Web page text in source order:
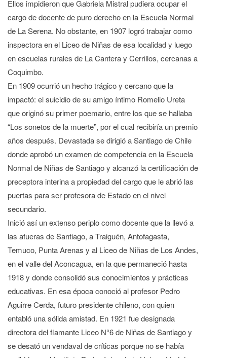
Ellos impidieron que Gabriela Mistral pudiera ocupar el
cargo de docente de puro derecho en la Escuela Normal
de La Serena. No obstante, en 1907 logró trabajar como
inspectora en el Liceo de Niñas de esa localidad y luego
en escuelas rurales de La Cantera y Cerrillos, cercanas a
Coquimbo.
En 1909 ocurrió un hecho trágico y cercano que la
impactó: el suicidio de su amigo íntimo Romelio Ureta
que originó su primer poemario, entre los que se hallaba
“Los sonetos de la muerte”, por el cual recibiría un premio
años después. Devastada se dirigió a Santiago de Chile
donde aprobó un examen de competencia en la Escuela
Normal de Niñas de Santiago y alcanzó la certificación de
preceptora interina a propiedad del cargo que le abrió las
puertas para ser profesora de Estado en el nivel
secundario.
Inició así un extenso periplo como docente que la llevó a
las afueras de Santiago, a Traiguén, Antofagasta,
Temuco, Punta Arenas y al Liceo de Niñas de Los Andes,
en el valle del Aconcagua, en la que permaneció hasta
1918 y donde consolidó sus conocimientos y prácticas
educativas. En esa época conoció al profesor Pedro
Aguirre Cerda, futuro presidente chileno, con quien
entabló una sólida amistad. En 1921 fue designada
directora del flamante Liceo N°6 de Niñas de Santiago y
se desató un vendaval de críticas porque no se había